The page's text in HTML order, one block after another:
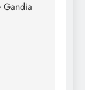
Gandia